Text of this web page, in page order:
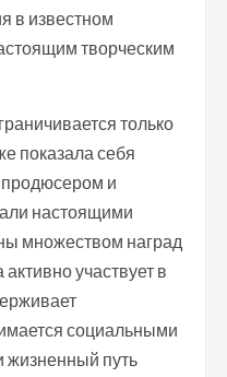
в известном
творческим
только
показала себя
и
настоящими
множеством наград
участвует в
социальными
жизненный путь